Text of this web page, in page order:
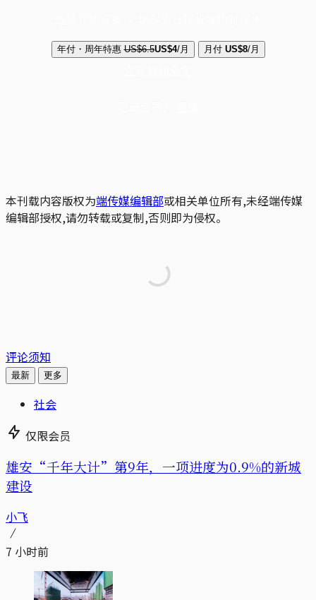
年付・周年特惠 US$6.5US$4/月 月付 US$8/月
本刊载内容版权为端传媒编辑部或相关单位所有,未经端传媒
编辑部授权,请勿转载或复制,否则即为侵权。
评论须知
最新 更多
社会
仅限会员
雄安“千年大计”第9年，一项进度为0.9%的新城
建设
小飞
7 小时前